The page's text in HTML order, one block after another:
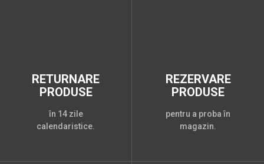
RETURNARE
PRODUSE
în 14 zile
calendaristice.
REZERVARE
PRODUSE
pentru a proba în
magazin.